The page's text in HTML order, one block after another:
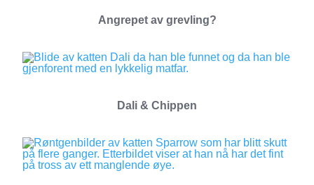
Angrepet av grevling?
Dali & Chippen